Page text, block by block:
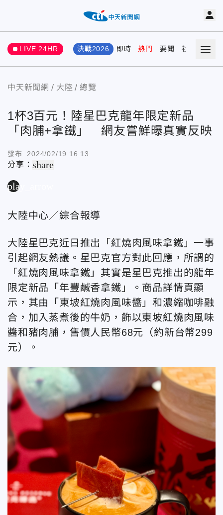
LIVE 24HR 決戰2026 即時 熱門 要聞 社會 娛樂
中天新聞網 大陸 總覽
1杯3百元！陸星巴克龍年限定新品
「肉脯+拿鐵」 網友嘗鮮曝真實反映
發布: 2024/02/19 16:13
分享：share
play_arrow
大陸中心／綜合報導
大陸星巴克近日推出「紅燒肉風味拿鐵」一事
引起網友熱議。星巴克官方對此回應，所謂的
「紅燒肉風味拿鐵」其實是星巴克推出的龍年
限定新品「年豐鹹香拿鐵」。商品詳情頁顯
示，其由「東坡紅燒肉風味醬」和濃縮咖啡融
合，加入蒸煮後的牛奶，飾以東坡紅燒肉風味
醬和豬肉脯，售價人民幣68元（約新台幣299
元）。